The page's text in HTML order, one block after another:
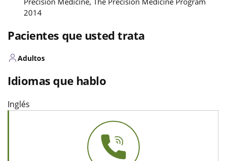
2014
Pacientes que usted trata
Adultos
Idiomas que hablo
Inglés